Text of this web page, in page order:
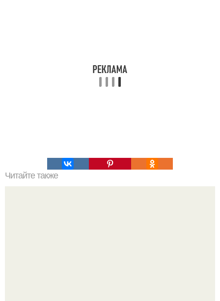
Читайте также